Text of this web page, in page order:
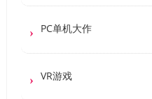
PC单机大作
VR游戏